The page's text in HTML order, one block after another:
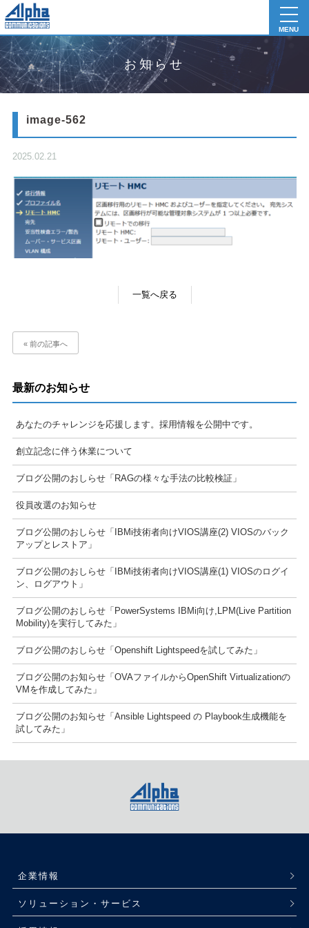
MENU
お知らせ
image-562
2025.02.21
一覧へ戻る
« 前の記事へ
最新のお知らせ
あなたのチャレンジを応援します。採用情報を公開中です。
創立記念に伴う休業について
ブログ公開のおしらせ「RAGの様々な手法の比較検証」
役員改選のお知らせ
ブログ公開のおしらせ「IBMi技術者向けVIOS講座(2) VIOSのバック
アップとレストア」
ブログ公開のおしらせ「IBMi技術者向けVIOS講座(1) VIOSのログイ
ン、ログアウト」
ブログ公開のおしらせ「PowerSystems IBMi向け,LPM(Live Partition
Mobility)を実行してみた」
ブログ公開のおしらせ「Openshift Lightspeedを試してみた」
ブログ公開のお知らせ「OVAファイルからOpenShift Virtualizationの
VMを作成してみた」
ブログ公開のお知らせ「Ansible Lightspeed の Playbook生成機能を
試してみた」
企業情報
ソリューション・サービス